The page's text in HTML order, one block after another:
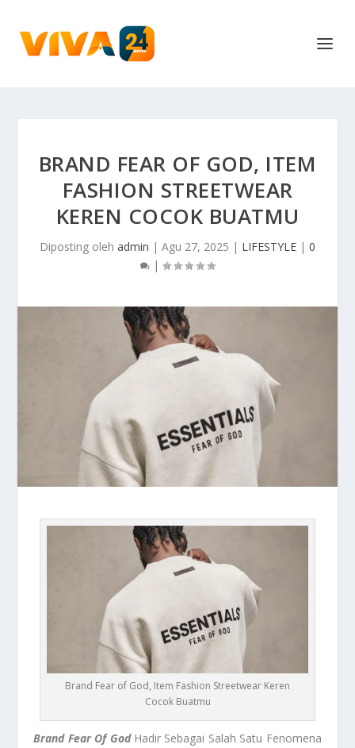
BRAND FEAR OF GOD, ITEM
FASHION STREETWEAR
KEREN COCOK BUATMU
Diposting oleh admin | Agu 27, 2025 | LIFESTYLE | 0
|
Brand Fear of God, Item Fashion Streetwear Keren
Cocok Buatmu
Brand Fear Of GodHadir Sebagai Salah Satu Fenomena